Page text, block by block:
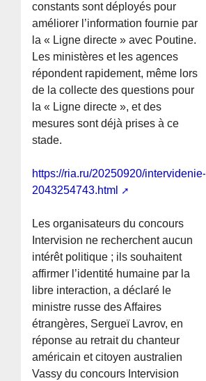
constants sont déployés pour
améliorer l’information fournie par
la « Ligne directe » avec Poutine.
Les ministères et les agences
répondent rapidement, même lors
de la collecte des questions pour
la « Ligne directe », et des
mesures sont déjà prises à ce
stade.
https://ria.ru/20250920/intervidenie-
2043254743.html
Les organisateurs du concours
Intervision ne recherchent aucun
intérêt politique ; ils souhaitent
affirmer l’identité humaine par la
libre interaction, a déclaré le
ministre russe des Affaires
étrangères, Sergueï Lavrov, en
réponse au retrait du chanteur
américain et citoyen australien
Vassy du concours Intervision